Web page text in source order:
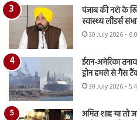
पंजाब की नशे के
स्वास्थ्य लीडर्स
30 July 2026 -
ईरान-अमेरिका
ड्रोन हमले से गैस
30 July 2026 -
अमित शाह या तो